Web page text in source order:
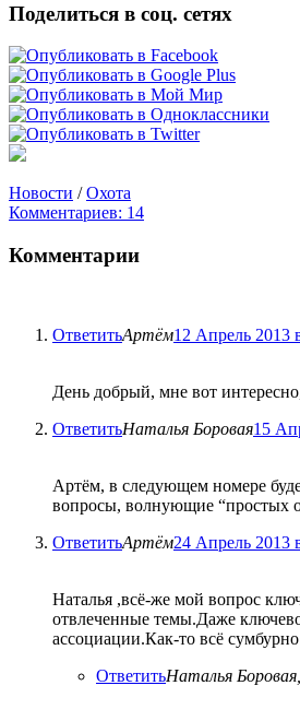
Поделиться в соц. сетях
Новости /Охота
Комментариев: 14
Комментарии
ОтветитьАртём12 Апрель 2013
День добрый, мне вот
ОтветитьНаталья Боровая15
Артём, в следующем номере
вопросы, волнующие “простых
ОтветитьАртём24 Апрель 2013
Наталья ,всё-же мой вопрос
отвлеченные темы.Даже
ассоциации.Как-то всё
ОтветитьНаталья